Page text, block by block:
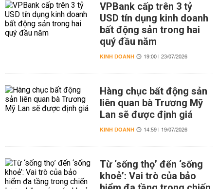
VPBank cấp trên 3 tỷ
USD tín dụng kinh doanh
bất động sản trong hai
quý đầu năm
KINH DOANH 19:00 | 23/07/2026
Hàng chục bất động sản
liên quan bà Trương Mỹ
Lan sẽ được định giá
KINH DOANH 14:59 | 19/07/2026
Từ ‘sống thọ’ đến ‘sống
khoẻ’: Vai trò của bảo